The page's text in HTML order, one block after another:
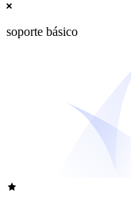
soporte básico